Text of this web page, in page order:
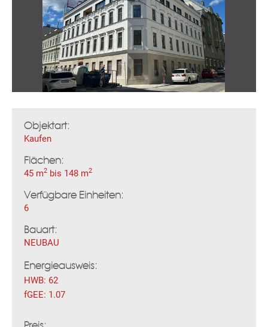
Fac Inst
Objektart:
Kaufen
Flächen:
45 m2 bis 148 m2
Verfügbare Einheiten:
6
Bauart:
NEUBAU
Energieausweis:
HWB: 62
fGEE: 1.07